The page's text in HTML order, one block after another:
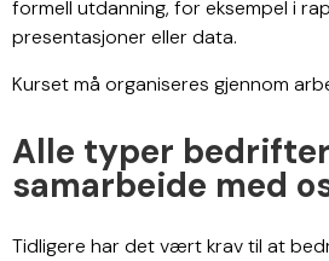
formell utdanning, for eksempel i
presentasjoner eller data.
Kurset må organiseres gjennom
Alle typer
samarbeide med
Tidligere har det vært krav til at